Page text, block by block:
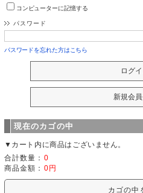
コンピューターに記憶する
パスワード
パスワードを忘れた方はこちら
現在のカゴの中
▼カート内に商品はございません。
合計数量： 0
商品金額： 0円
カゴの中